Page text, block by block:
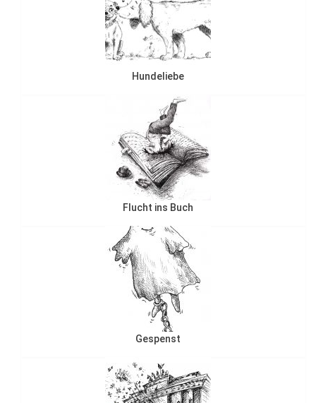
Hundeliebe
Flucht ins Buch
Gespenst